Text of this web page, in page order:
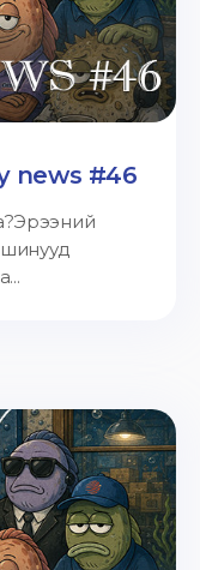
news #46